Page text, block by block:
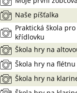
Naše píšťalka
Praktická škola
křídlovku
Škola hry na
Škola hry na
Škola hry na